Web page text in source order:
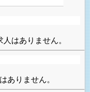
はありません。
ありません。